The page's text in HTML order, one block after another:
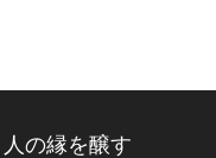
の縁を醸す